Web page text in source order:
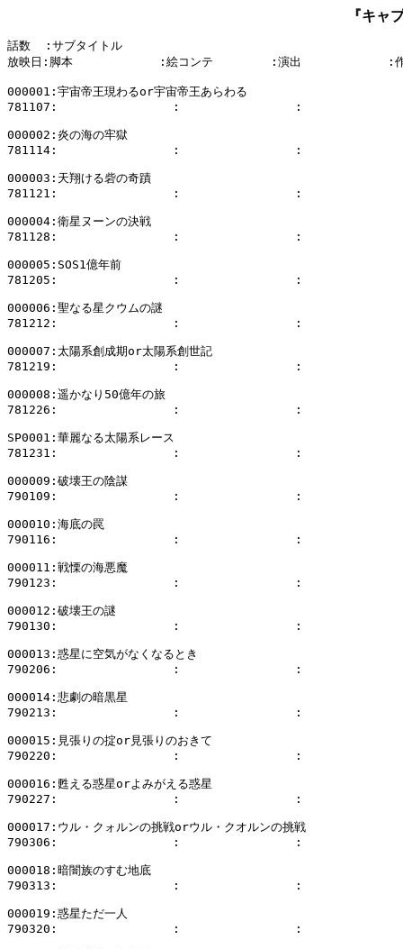
『キャ
話数  :サブタイトル
放映日:脚本            :絵コンテ        :演出            :作
000001:宇宙帝王現わるor宇宙帝王あらわる
781107:                :                :
000002:炎の海の牢獄
781114:                :                :
000003:天翔ける砦の奇蹟
781121:                :                :
000004:衛星ヌーンの決戦
781128:                :                :
000005:SOS1億年前
781205:                :                :
000006:聖なる星クウムの謎
781212:                :                :
000007:太陽系創成期or太陽系創世記
781219:                :                :
000008:遥かなり50億年の旅
781226:                :                :
SP0001:華麗なる太陽系レース
781231:                :                :
000009:破壊王の陰謀
790109:                :                :
000010:海底の罠
790116:                :                :
000011:戦慄の海悪魔
790123:                :                :
000012:破壊王の謎
790130:                :                :
000013:惑星に空気がなくなるとき
790206:                :                :
000014:悲劇の暗黒星
790213:                :                :
000015:見張りの掟or見張りのおきて
790220:                :                :
000016:甦える惑星orよみがえる惑星
790227:                :                :
000017:ウル・クォルンの挑戦orウル・クオルンの挑戦
790306:                :                :
000018:暗闇族のすむ地底
790313:                :                :
000019:惑星ただ一人
790320:                :                :